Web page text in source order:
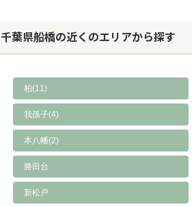
千葉県船橋の近くのエリアから探す
柏(11)
我孫子(4)
本八幡(2)
勝田台
新松戸